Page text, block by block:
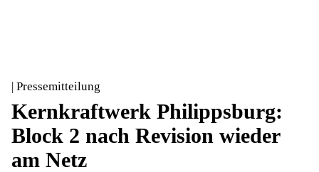
| Pressemitteilung
Kernkraftwerk Philippsburg:
Block 2 nach Revision wieder
am Netz